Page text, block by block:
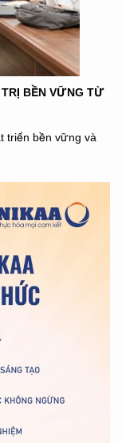
BỀN VỮNG TỪ
triển bền vững và